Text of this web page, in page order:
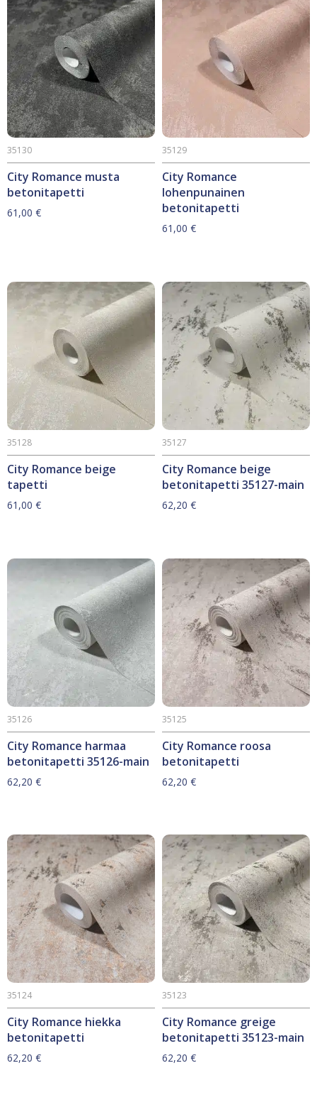
City Romance musta
betonitapetti
35130
61,00 €
City Romance
lohenpunainen
betonitapetti
35129
61,00 €
City Romance beige
tapetti
35128
61,00 €
City Romance beige
betonitapetti 35127-main
35127
62,20 €
City Romance harmaa
betonitapetti 35126-main
35126
62,20 €
City Romance roosa
betonitapetti
35125
62,20 €
City Romance hiekka
betonitapetti
35124
62,20 €
City Romance greige
betonitapetti 35123-main
35123
62,20 €